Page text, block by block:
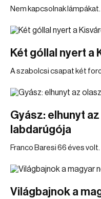
Nem kapcsolnak lámpákat.
Két góllal nyert a
A szabolcsi csapat két
Gyász: elhunyt
labdarúgója
Franco Baresi 66 éves volt.
Világbajnok a